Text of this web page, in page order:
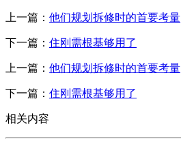
上一篇： 他们规划拆修时的首要考量
下一篇： 住刚需根基够用了
上一篇： 他们规划拆修时的首要考量
下一篇： 住刚需根基够用了
相关内容